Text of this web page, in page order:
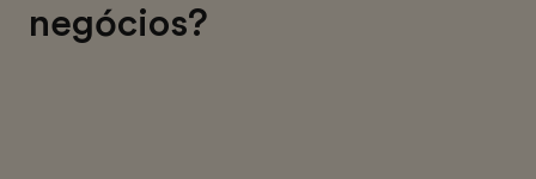
negócios?